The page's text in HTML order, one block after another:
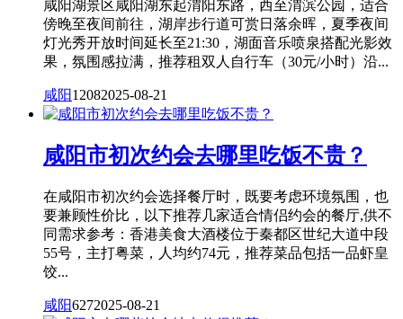
咸阳湖景区咸阳湖东起渭阳东路，西至渭滨公园，适合
傍晚至夜间前往，湖岸步行道可赏日落余晖，夏季夜间
灯光秀开放时间延长至21:30，湖面音乐喷泉搭配光影效
果，氛围感拉满，推荐租双人自行车（30元/小时）沿...
咸阳12082025-08-21
咸阳市初次约会去哪里吃饭不贵？
在咸阳市初次约会选择餐厅时，既要考虑环境氛围，也
要兼顾性价比，以下推荐几家适合情侣约会的餐厅,供不
同需求参考：香港美食大酒楼位于秦都区世纪大道中段
55号，主打粤菜，人均约74元，推荐菜品包括一品虾皇
饺...
咸阳6272025-08-21